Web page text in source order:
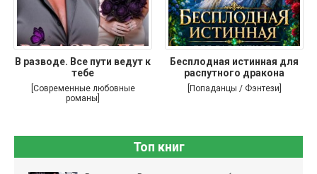
В разводе. Все пути ведут к
тебе
[Современные любовные
романы]
Бесплодная истинная для
распутного дракона
[Попаданцы / Фэнтези]
Топ книг